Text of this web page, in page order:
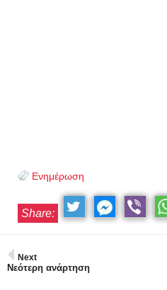
Ενημέρωση
Share:
Next
Νεότερη ανάρτηση